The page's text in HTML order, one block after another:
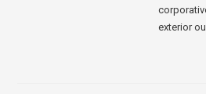
exterior